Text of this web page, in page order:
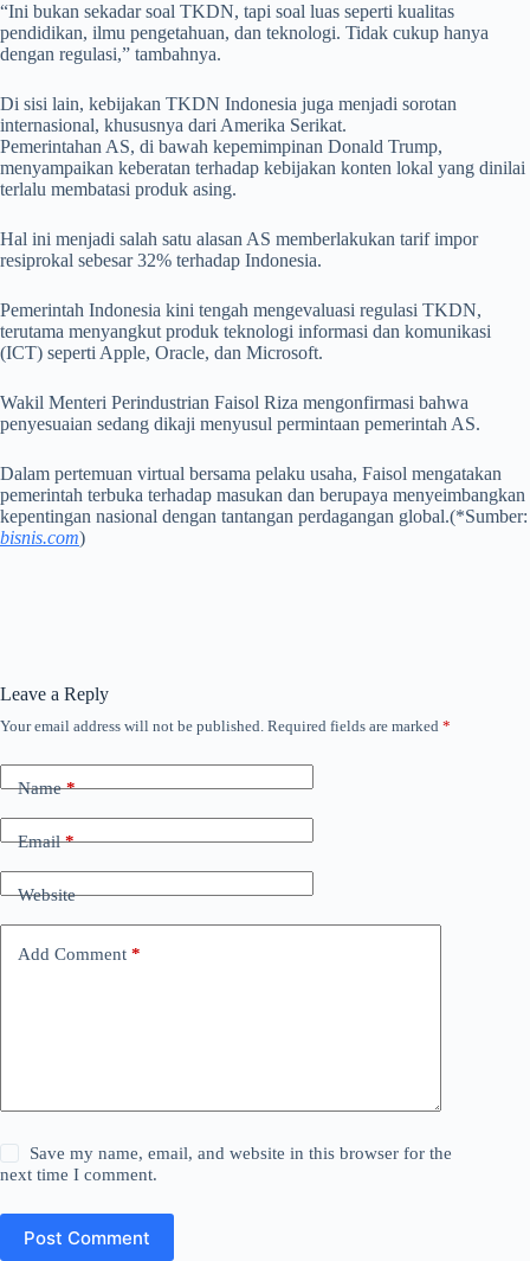
“Ini bukan sekadar soal TKDN, tapi soal luas seperti kualitas
pendidikan, ilmu pengetahuan, dan teknologi. Tidak cukup hanya
dengan regulasi,” tambahnya.
Di sisi lain, kebijakan TKDN Indonesia juga menjadi sorotan
internasional, khususnya dari Amerika Serikat.
Pemerintahan AS, di bawah kepemimpinan Donald Trump,
menyampaikan keberatan terhadap kebijakan konten lokal yang dinilai
terlalu membatasi produk asing.
Hal ini menjadi salah satu alasan AS memberlakukan tarif impor
resiprokal sebesar 32% terhadap Indonesia.
Pemerintah Indonesia kini tengah mengevaluasi regulasi TKDN,
terutama menyangkut produk teknologi informasi dan komunikasi
(ICT) seperti Apple, Oracle, dan Microsoft.
Wakil Menteri Perindustrian Faisol Riza mengonfirmasi bahwa
penyesuaian sedang dikaji menyusul permintaan pemerintah AS.
Dalam pertemuan virtual bersama pelaku usaha, Faisol mengatakan
pemerintah terbuka terhadap masukan dan berupaya menyeimbangkan
kepentingan nasional dengan tantangan perdagangan global.(*Sumber:
bisnis.com)
Leave a Reply
Your email address will not be published. Required fields are marked *
Name*
Email*
Website
Add Comment *
Save my name, email, and website in this browser for the
next time I comment.
Post Comment